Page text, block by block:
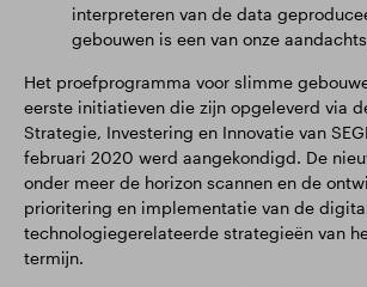
interpreteren van de data
gebouwen is een van onze
Het proefprogramma voor slimme
eerste initiatieven die zijn opgeleverd via
Strategie, Investering en Innovatie van
februari 2020 werd aangekondigd. De
onder meer de horizon scannen en de
prioritering en implementatie van de
technologiegerelateerde strategieën van
termijn.